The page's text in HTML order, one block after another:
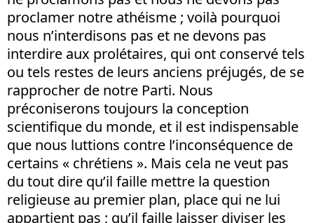
proclamer notre athéisme ; voilà pourquoi
nous n’interdisons pas et ne devons pas
interdire aux prolétaires, qui ont conservé tels
ou tels restes de leurs anciens préjugés, de se
rapprocher de notre Parti. Nous
préconiserons toujours la conception
scientifique du monde, et il est indispensable
que nous luttions contre l’inconséquence de
certains « chrétiens ». Mais cela ne veut pas
du tout dire qu’il faille mettre la question
religieuse au premier plan, place qui ne lui
appartient pas ; qu’il faille laisser diviser les